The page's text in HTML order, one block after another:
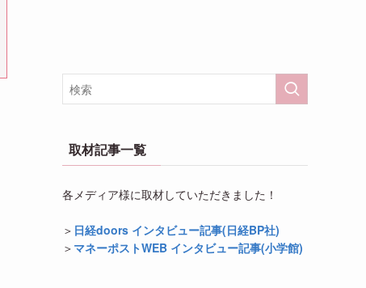
取材記事一覧
各メディア様に取材していただきました！
＞ 日経doors インタビュー記事(日経BP社)
＞ マネーポストWEB インタビュー記事(小学館)